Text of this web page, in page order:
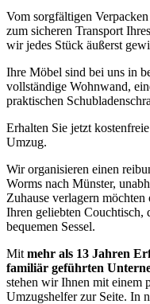
Vom sorgfältigen
zum sicheren Transport
wir jedes Stück äußerst
Ihre Möbel sind bei uns in
vollständige Wohnwand,
praktischen
Erhalten Sie jetzt
Umzug.
Wir organisieren einen
Worms nach Münster,
Zuhause verlagern
Ihren geliebten Couchtisch,
bequemen Sessel.
Mit mehr als 13 Jahren
familiär geführten
stehen wir Ihnen mit einem
Umzugshelfer zur Seite. In